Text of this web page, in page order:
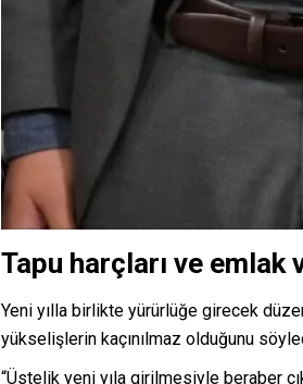
Tapu harçları ve
Yeni yılla birlikte yürürlüğe girecek
yükselişlerin kaçınılmaz olduğunu
“Üstelik yeni yıla girilmesiyle beraber